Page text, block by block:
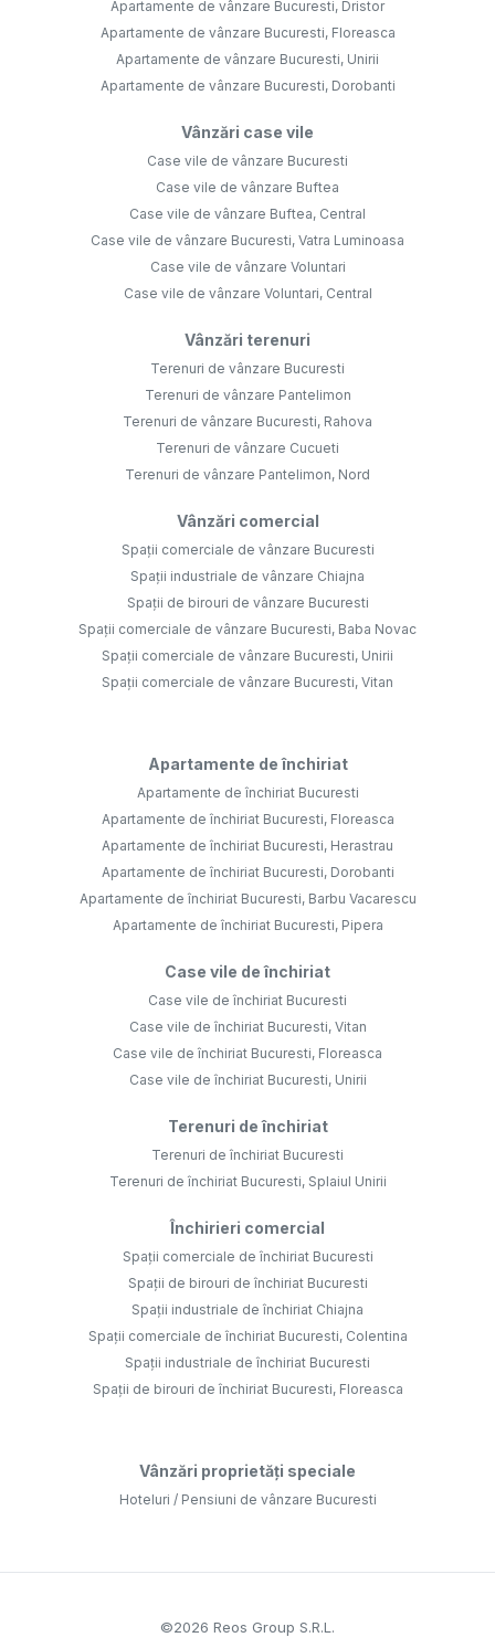
Apartamente de vânzare Bucuresti, Dristor
Apartamente de vânzare Bucuresti, Floreasca
Apartamente de vânzare Bucuresti, Unirii
Apartamente de vânzare Bucuresti, Dorobanti
Vânzări case vile
Case vile de vânzare Bucuresti
Case vile de vânzare Buftea
Case vile de vânzare Buftea, Central
Case vile de vânzare Bucuresti, Vatra Luminoasa
Case vile de vânzare Voluntari
Case vile de vânzare Voluntari, Central
Vânzări terenuri
Terenuri de vânzare Bucuresti
Terenuri de vânzare Pantelimon
Terenuri de vânzare Bucuresti, Rahova
Terenuri de vânzare Cucueti
Terenuri de vânzare Pantelimon, Nord
Vânzări comercial
Spații comerciale de vânzare Bucuresti
Spații industriale de vânzare Chiajna
Spații de birouri de vânzare Bucuresti
Spații comerciale de vânzare Bucuresti, Baba Novac
Spații comerciale de vânzare Bucuresti, Unirii
Spații comerciale de vânzare Bucuresti, Vitan
Apartamente de închiriat
Apartamente de închiriat Bucuresti
Apartamente de închiriat Bucuresti, Floreasca
Apartamente de închiriat Bucuresti, Herastrau
Apartamente de închiriat Bucuresti, Dorobanti
Apartamente de închiriat Bucuresti, Barbu Vacarescu
Apartamente de închiriat Bucuresti, Pipera
Case vile de închiriat
Case vile de închiriat Bucuresti
Case vile de închiriat Bucuresti, Vitan
Case vile de închiriat Bucuresti, Floreasca
Case vile de închiriat Bucuresti, Unirii
Terenuri de închiriat
Terenuri de închiriat Bucuresti
Terenuri de închiriat Bucuresti, Splaiul Unirii
Închirieri comercial
Spații comerciale de închiriat Bucuresti
Spații de birouri de închiriat Bucuresti
Spații industriale de închiriat Chiajna
Spații comerciale de închiriat Bucuresti, Colentina
Spații industriale de închiriat Bucuresti
Spații de birouri de închiriat Bucuresti, Floreasca
Vânzări proprietăți speciale
Hoteluri / Pensiuni de vânzare Bucuresti
©2026 Reos Group S.R.L.